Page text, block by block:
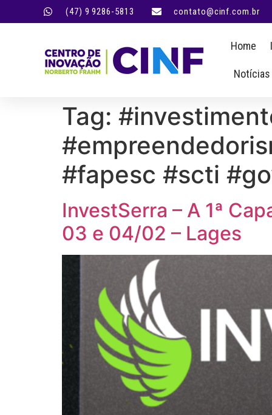
(47) 9 9286-5813 contato@cinf.com.br
Home
Notícias
Tag:
#fapesc #scti
InvestSerra – A 1ª
03 e 04/02 – Lages